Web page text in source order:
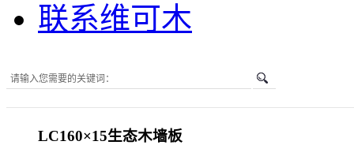
联系维可木
LC160×15生态木墙板